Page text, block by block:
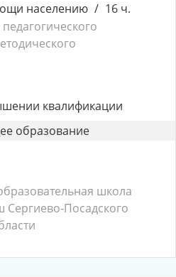
населению
16 ч.
квалификации
образование
школа
Посадского